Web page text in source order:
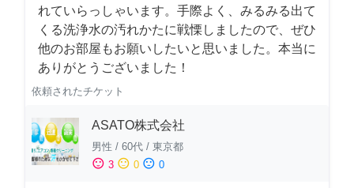
れていらっしゃいます。手際よく、みるみる出て
くる洗浄水の汚れかたに戦慄しましたので、ぜひ
他のお部屋もお願いしたいと思いました。本当に
ありがとうございました！
依頼されたチケット
ASATO株式会社
男性 / 60代 / 東京都
sentiment_satisfied 3 sentiment_neutral 0 sentiment_dissatisfied 0